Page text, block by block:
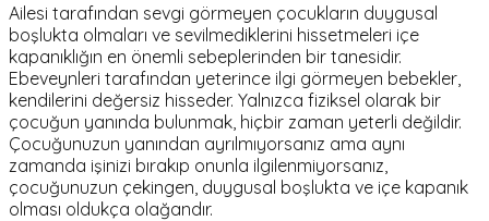
Ailesi tarafından sevgi görmeyen çocukların duygusal
boşlukta olmaları ve sevilmediklerini hissetmeleri içe
kapanıklığın en önemli sebeplerinden bir tanesidir.
Ebeveynleri tarafından yeterince ilgi görmeyen bebekler,
kendilerini değersiz hisseder. Yalnızca fiziksel olarak bir
çocuğun yanında bulunmak, hiçbir zaman yeterli değildir.
Çocuğunuzun yanından ayrılmıyorsanız ama aynı
zamanda işinizi bırakıp onunla ilgilenmiyorsanız,
çocuğunuzun çekingen, duygusal boşlukta ve içe kapanık
olması oldukça olağandır.